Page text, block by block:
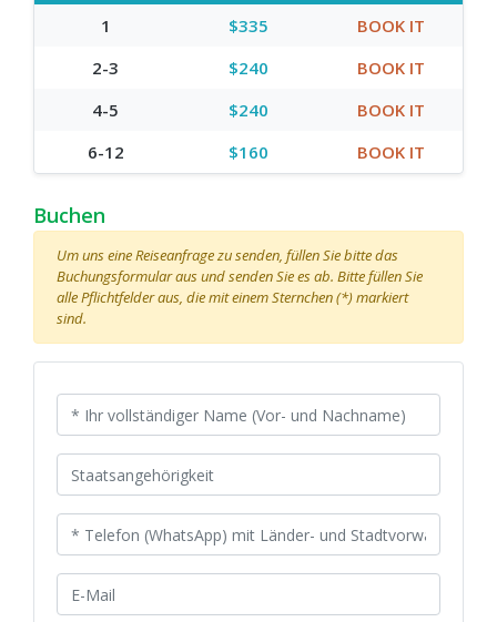
1
$335
BOOK IT
2-3
$240
BOOK IT
4-5
$240
BOOK IT
6-12
$160 BOOK IT
Buchen
Um uns eine Reiseanfrage zu senden, füllen Sie bitte das
Buchungsformular aus und senden Sie es ab. Bitte füllen Sie
alle Pflichtfelder aus, die mit einem Sternchen (*) markiert
sind.